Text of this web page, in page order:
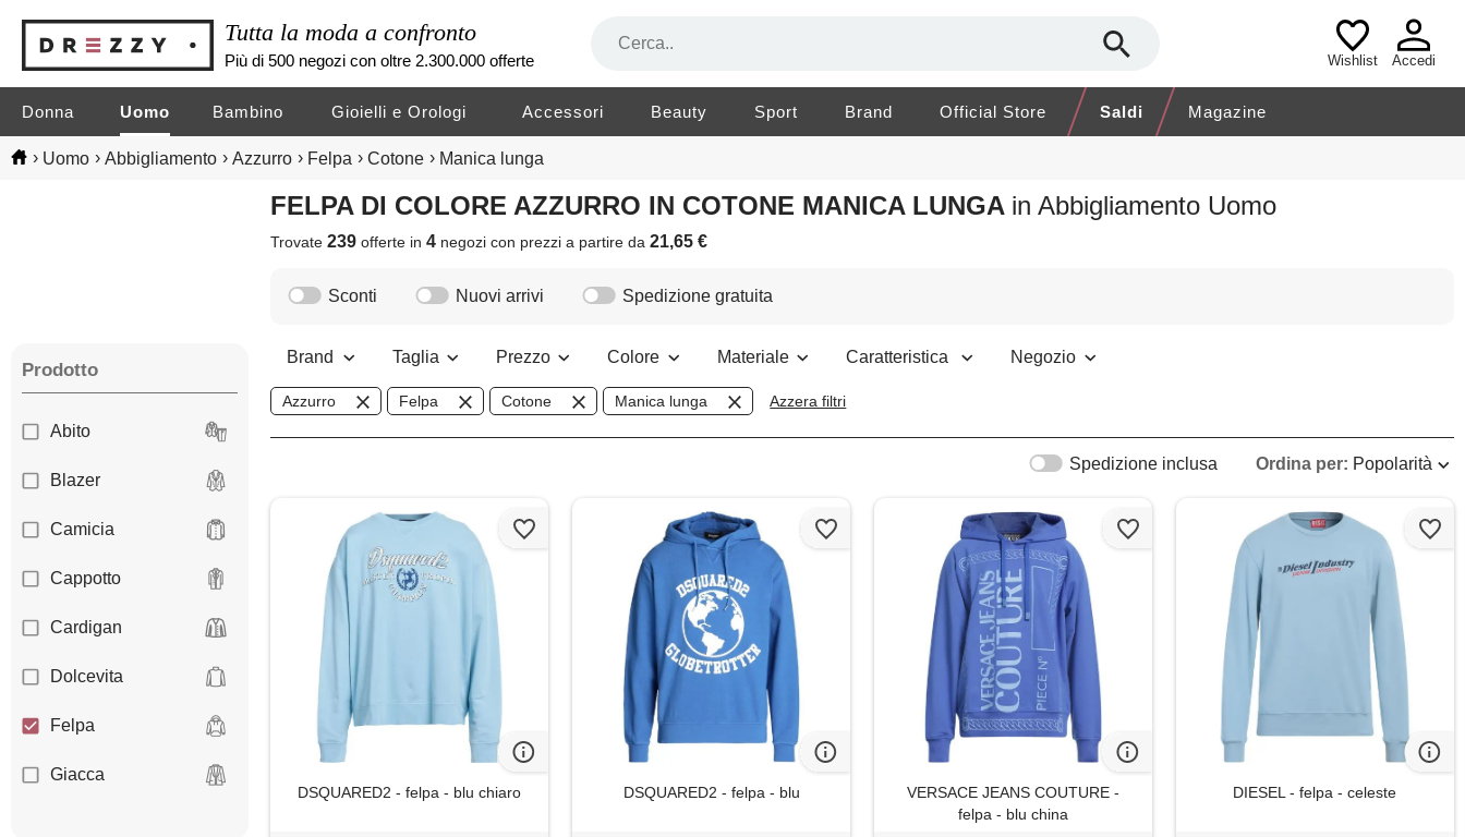
Tutta la moda a confronto
Più di 500 negozi con oltre 2.300.000 offerte Wishlist Accedi
Donna Uomo Bambino Gioielli e Orologi Accessori Beauty Sport Brand Official Store Saldi Magazine
› Uomo › Abbigliamento › Azzurro › Felpa › Cotone › Manica lunga
FELPA DI COLORE AZZURRO IN COTONE MANICA LUNGA in Abbigliamento Uomo
Trovate239 offerte in4 negozicon prezzi a partire da21,65 €
Prodotto
Abito
Blazer
Camicia
Cappotto
Cardigan
Dolcevita
Felpa
Giacca
Sconti Nuovi arrivi Spedizione gratuita
Brand Taglia Prezzo Colore Materiale Caratteristica Negozio
Azzurro Felpa Cotone Manica lunga Azzera filtri
Ordina per: Popolarità
Spedizione inclusa
DSQUARED2 - felpa - blu chiaro DSQUARED2 - felpa - blu
VERSACE JEANS COUTURE -
felpa - blu china
DIESEL - felpa - celeste